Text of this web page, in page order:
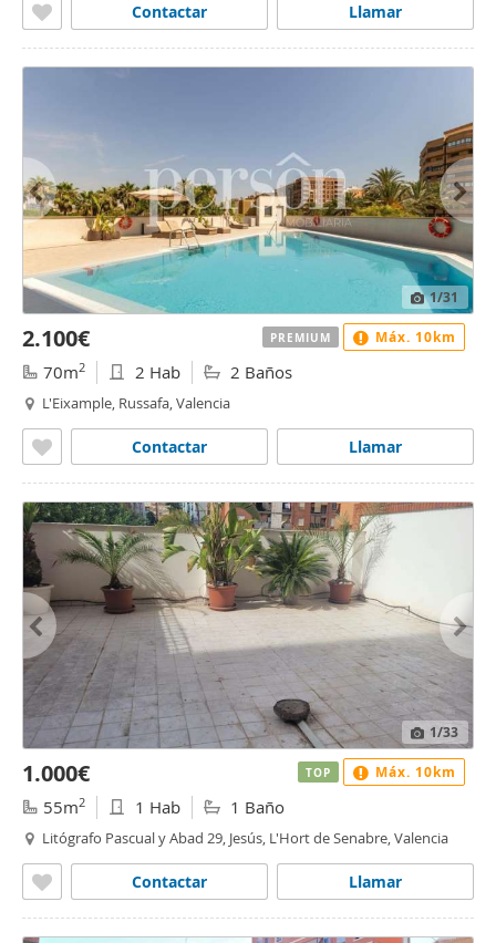
Llamar
Contactar
1/31
2.100€
70m2 2 Hab 2 Baños
L'Eixample, Russafa, Valencia
Llamar
Contactar
PREMIUM Máx. 10km
1/33
1.000€
55m2 1 Hab 1 Baño
Litógrafo Pascual y Abad 29, Jesús, L'Hort de Senabre, Valencia
Llamar
Contactar
TOP Máx. 10km